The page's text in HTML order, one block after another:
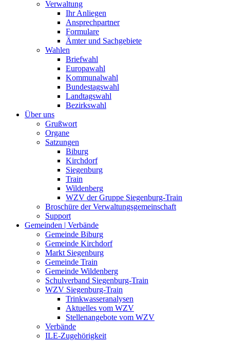
Verwaltung
Ihr Anliegen
Ansprechpartner
Formulare
Ämter und Sachgebiete
Wahlen
Briefwahl
Europawahl
Kommunalwahl
Bundestagswahl
Landtagswahl
Bezirkswahl
Über uns
Grußwort
Organe
Satzungen
Biburg
Kirchdorf
Siegenburg
Train
Wildenberg
WZV der Gruppe Siegenburg-Train
Broschüre der Verwaltungsgemeinschaft
Support
Gemeinden | Verbände
Gemeinde Biburg
Gemeinde Kirchdorf
Markt Siegenburg
Gemeinde Train
Gemeinde Wildenberg
Schulverband Siegenburg-Train
WZV Siegenburg-Train
Trinkwasseranalysen
Aktuelles vom WZV
Stellenangebote vom WZV
Verbände
ILE-Zugehörigkeit